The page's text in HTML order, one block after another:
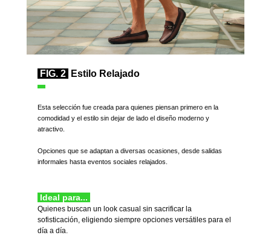
FIG. 2 Estilo Relajado
Esta selección fue creada para quienes piensan primero en la
comodidad y el estilo sin dejar de lado el diseño moderno y
atractivo.
Opciones que se adaptan a diversas ocasiones, desde salidas
informales hasta eventos sociales relajados.
Ideal para...
Quienes buscan un look casual sin sacrificar la
sofisticación, eligiendo siempre opciones versátiles para el
día a día.